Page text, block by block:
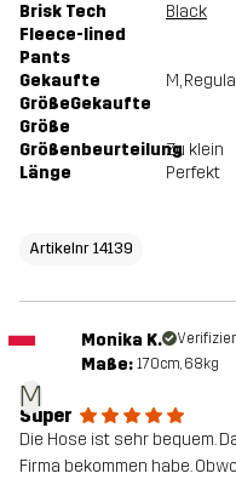
Brisk Tech
Fleece-lined
Pants
Black
Gekaufte
GrößeGekaufte
Größe
M,
GrößenbeurteilungZu klein
Länge
Perfekt
Artikelnr 14139
M
Monika K.
Maße: 170cm, 68kg
Super
Die Hose ist sehr bequem.
Firma bekommen habe.